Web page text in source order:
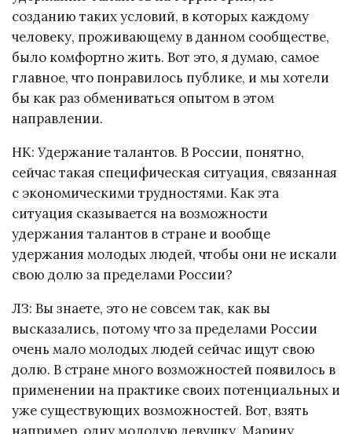
созданию таких условий, в которых каждому
человеку, проживающему в данном сообществе,
было комфортно жить. Вот это, я думаю, самое
главное, что понравилось публике, и мы хотели
бы как раз обмениваться опытом в этом
направлении.
НК: Удержание талантов. В России, понятно,
сейчас такая специфическая ситуация, связанная
с экономическими трудностями. Как эта
ситуация сказывается на возможности
удержания талантов в стране и вообще
удержания молодых людей, чтобы они не искали
свою долю за пределами России?
ЛЗ: Вы знаете, это не совсем так, как вы
высказались, потому что за пределами России
очень мало молодых людей сейчас ищут свою
долю. В стране много возможностей появилось в
применении на практике своих потенциальных и
уже существующих возможностей. Вот, взять